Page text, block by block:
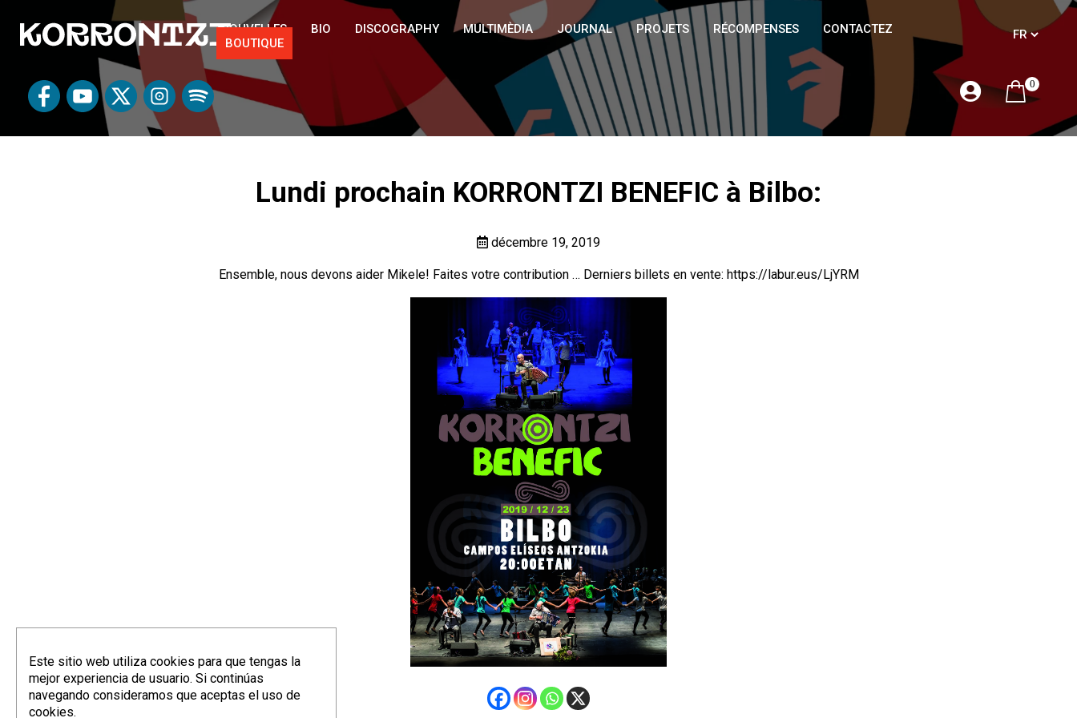
NOUVELLES BIO DISCOGRAPHY MULTIMÈDIA JOURNAL PROJETS RÉCOMPENSES
CONTACTEZ
BOUTIQUE
0
Lundi prochain KORRONTZI BENEFIC à Bilbo:
décembre 19, 2019
Ensemble, nous devons aider Mikele! Faites votre contribution … Derniers billets en vente: https://labur.eus/LjYRM
Este sitio web utiliza cookies para que tengas la
mejor experiencia de usuario. Si continúas
navegando consideramos que aceptas el uso de
cookies.